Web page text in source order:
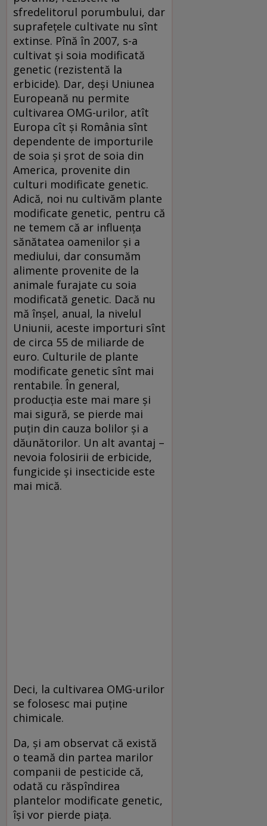
sfredelitorul porumbului, dar
suprafeţele cultivate nu sînt
extinse. Pînă în 2007, s-a
cultivat şi soia modificată
genetic (rezistentă la
erbicide). Dar, deşi Uniunea
Europeană nu permite
cultivarea OMG-urilor, atît
Europa cît şi România sînt
dependente de importurile
de soia şi şrot de soia din
America, provenite din
culturi modificate genetic.
Adică, noi nu cultivăm plante
modificate genetic, pentru că
ne temem că ar influenţa
sănătatea oamenilor şi a
mediului, dar consumăm
alimente provenite de la
animale furajate cu soia
modificată genetic. Dacă nu
mă înşel, anual, la nivelul
Uniunii, aceste importuri sînt
de circa 55 de miliarde de
euro. Culturile de plante
modificate genetic sînt mai
rentabile. În general,
producţia este mai mare şi
mai sigură, se pierde mai
puţin din cauza bolilor şi a
dăunătorilor. Un alt avantaj –
nevoia folosirii de erbicide,
fungicide şi insecticide este
mai mică.
Deci, la cultivarea OMG-urilor
se folosesc mai puţine
chimicale.
Da, şi am observat că există
o teamă din partea marilor
companii de pesticide că,
odată cu răspîndirea
plantelor modificate genetic,
îşi vor pierde piaţa.